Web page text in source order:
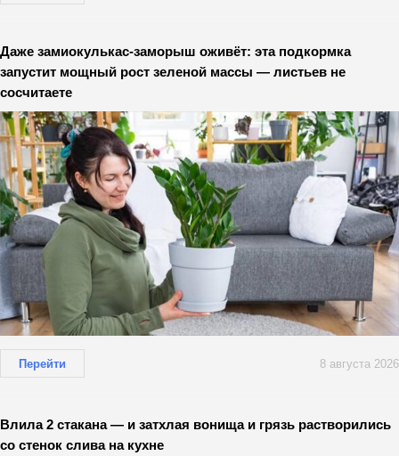
Даже замиокулькас-заморыш оживёт: эта подкормка
запустит мощный рост зеленой массы — листьев не
сосчитаете
Перейти 8 августа 2026
Влила 2 стакана — и затхлая вонища и грязь растворились
со стенок слива на кухне